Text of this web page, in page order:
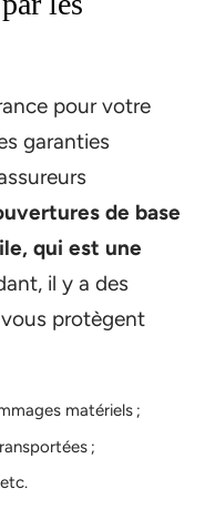
pour votre
garanties
de base
qui est une
il y a des
protègent
matériels ;
;